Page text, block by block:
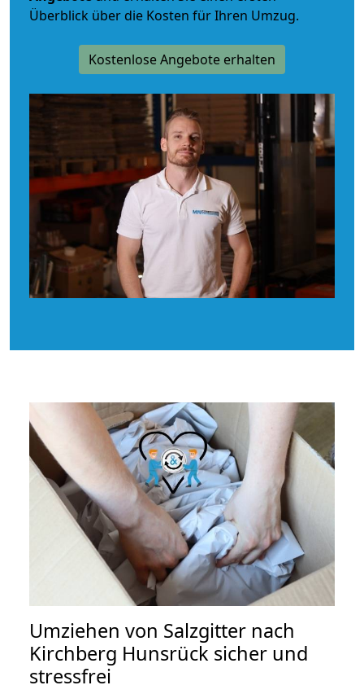
Überblick über die Kosten für Ihren Umzug.
Kostenlose Angebote erhalten
Umziehen von Salzgitter nach
Kirchberg Hunsrück sicher und
stressfrei